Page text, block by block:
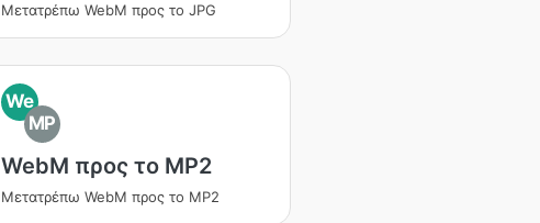
Μετατρέπω WebM προς το JPG
We
MP
WebM προς το MP2
Μετατρέπω WebM προς το MP2